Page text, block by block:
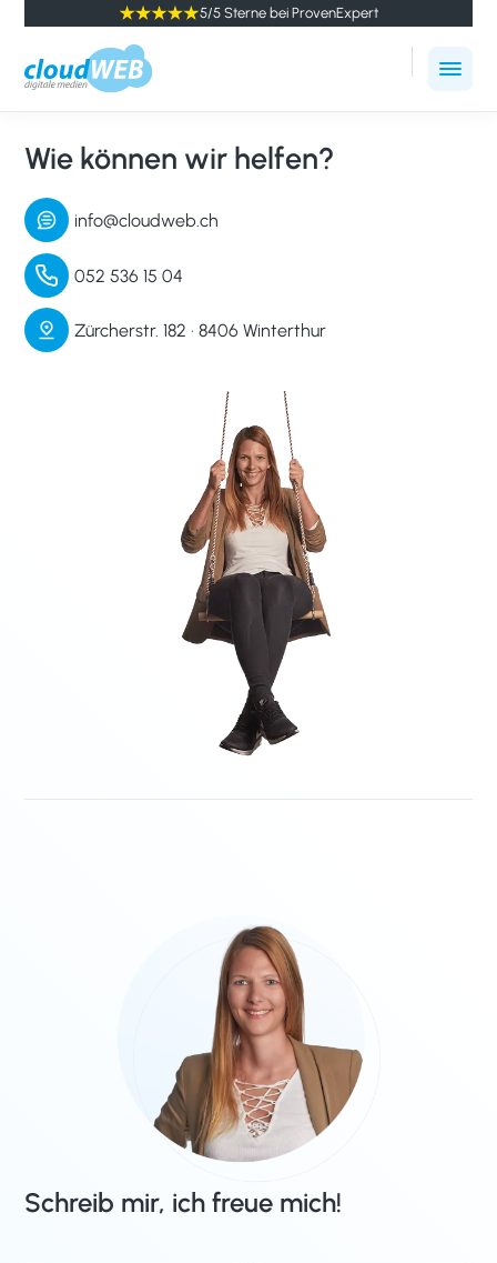
5/5 Sterne bei ProvenExpert
digitale
Medien
Agentur
Wie können wir helfen?
info@cloudweb.ch
052 536 15 04
Zürcherstr. 182 · 8406 Winterthur
Schreib mir, ich freue mich!